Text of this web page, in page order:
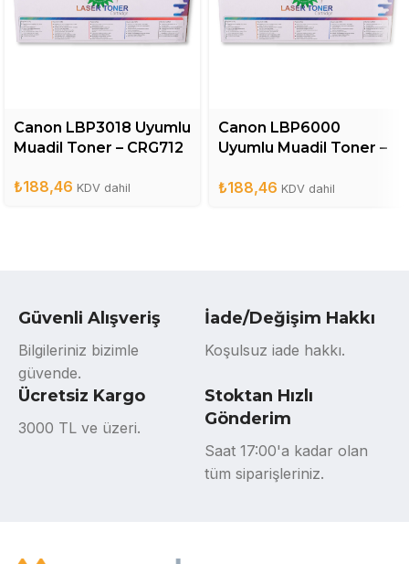
Canon LBP3018 Uyumlu
Muadil Toner – CRG712
₺188,46 KDV dahil
Canon LBP6000
Uyumlu Muadil Toner –
₺188,46 KDV dahil
Güvenli Alışveriş
Bilgileriniz bizimle
güvende.
İade/Değişim Hakkı
Koşulsuz iade hakkı.
Ücretsiz Kargo
3000 TL ve üzeri.
Stoktan Hızlı
Gönderim
Saat 17:00'a kadar olan
tüm siparişleriniz.